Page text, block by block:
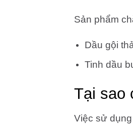
Sản phẩm
Dầu gội
Tinh dầu
Tại sao
Việc sử